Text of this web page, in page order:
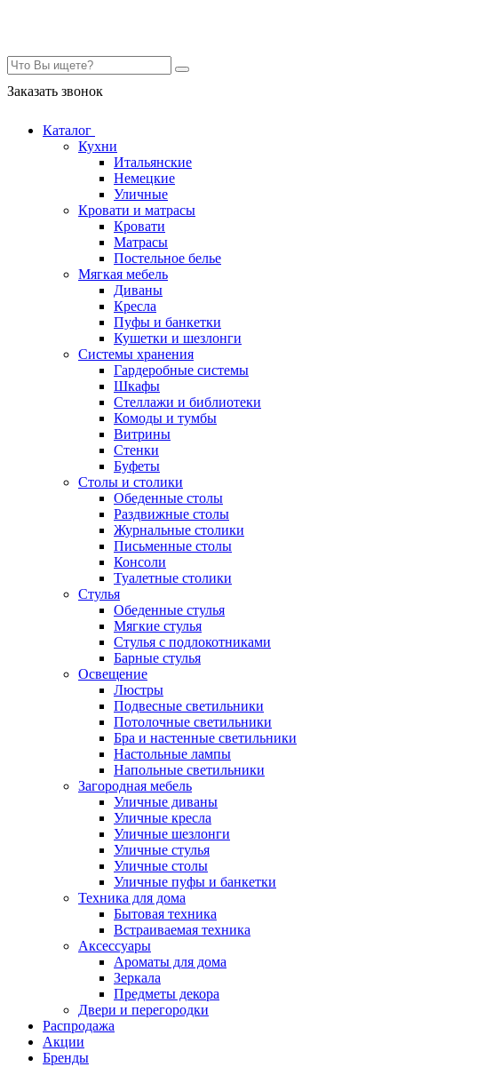
Заказать звонок
Каталог
Кухни
Итальянские
Немецкие
Уличные
Кровати и матрасы
Кровати
Матрасы
Постельное белье
Мягкая мебель
Диваны
Кресла
Пуфы и банкетки
Кушетки и шезлонги
Системы хранения
Гардеробные системы
Шкафы
Стеллажи и библиотеки
Комоды и тумбы
Витрины
Стенки
Буфеты
Столы и столики
Обеденные столы
Раздвижные столы
Журнальные столики
Письменные столы
Консоли
Туалетные столики
Стулья
Обеденные стулья
Мягкие стулья
Стулья с подлокотниками
Барные стулья
Освещение
Люстры
Подвесные светильники
Потолочные светильники
Бра и настенные светильники
Настольные лампы
Напольные светильники
Загородная мебель
Уличные диваны
Уличные кресла
Уличные шезлонги
Уличные стулья
Уличные столы
Уличные пуфы и банкетки
Техника для дома
Бытовая техника
Встраиваемая техника
Аксессуары
Ароматы для дома
Зеркала
Предметы декора
Двери и перегородки
Распродажа
Акции
Бренды